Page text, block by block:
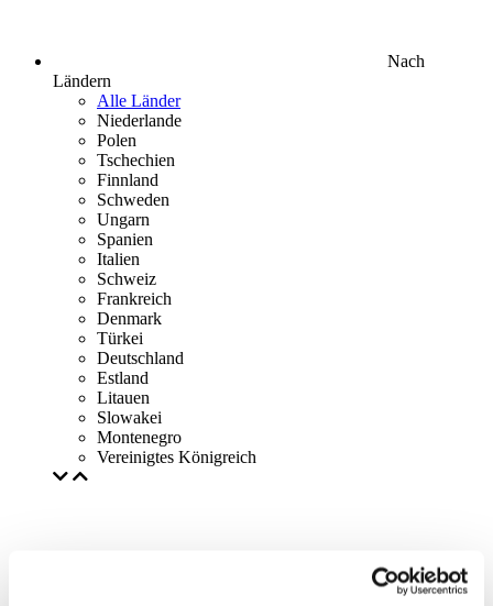
Nach
Ländern
Alle Länder
Niederlande
Polen
Tschechien
Finnland
Schweden
Ungarn
Spanien
Italien
Schweiz
Frankreich
Denmark
Türkei
Deutschland
Estland
Litauen
Slowakei
Montenegro
Vereinigtes Königreich